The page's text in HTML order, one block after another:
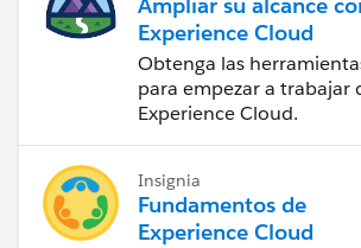
Experience Cloud
Obtenga las
para empezar a trabajar
Experience Cloud.
Insignia
Fundamentos de
Experience Cloud